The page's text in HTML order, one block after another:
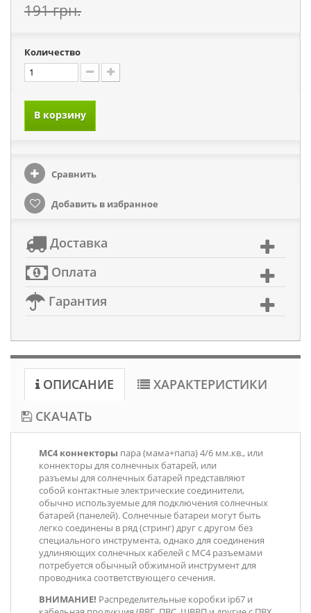
191 грн.
Количество
В корзину
Сравнить
Добавить в избранное
Доставка
Оплата
Гарантия
ОПИСАНИЕ
ХАРАКТЕРИСТИКИ
СКАЧАТЬ
MC4 коннекторы пара (мама+папа) 4/6 мм.кв., или
коннекторы для солнечных батарей, или
разъемы для солнечных батарей представляют
собой контактные электрические соединители,
обычно используемые для подключения солнечных
батарей (панелей). Солнечные батареи могут быть
легко соединены в ряд (стринг) друг с другом без
специального инструмента, однако для соединения
удлиняющих солнечных кабелей с MC4 разъемами
потребуется обычный обжимной инструмент для
проводника соответствующего сечения.
ВНИМАНИЕ! Распределительные коробки ip67 и